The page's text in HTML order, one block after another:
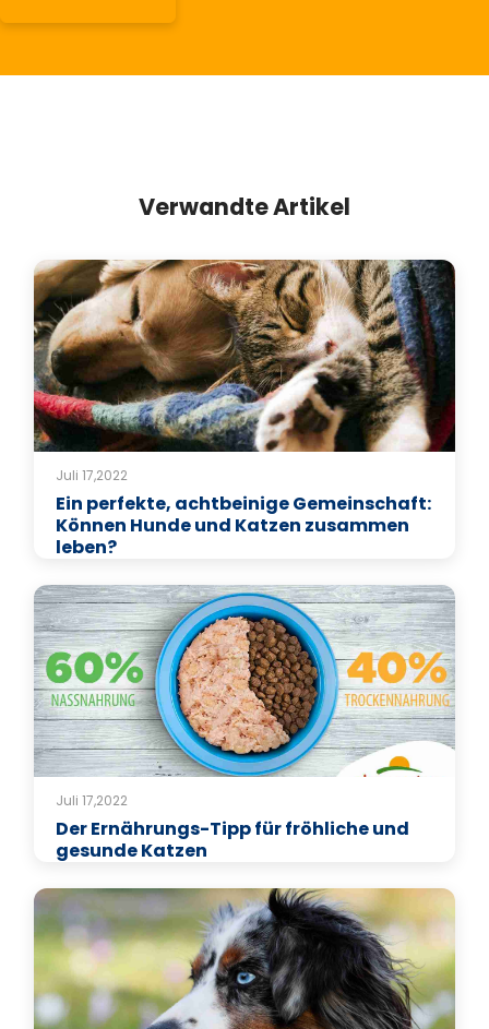
Verwandte Artikel
Juli 17,2022
Ein perfekte, achtbeinige Gemeinschaft:
Können Hunde und Katzen zusammen
leben?
Juli 17,2022
Der Ernährungs-Tipp für fröhliche und
gesunde Katzen